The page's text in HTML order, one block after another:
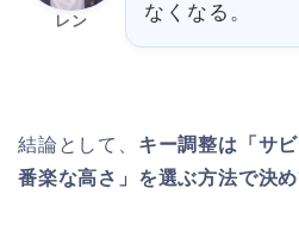
レン
なくなる。
結論として、 キー調整は「サ
番楽な高さ」を選ぶ方法で決め